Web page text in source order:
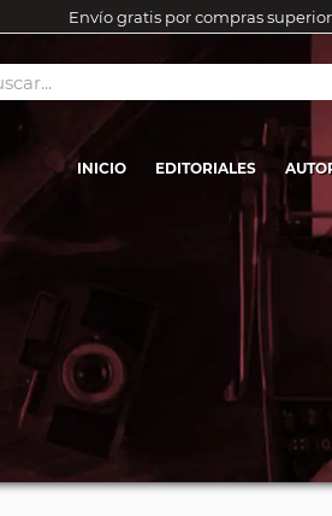
Envío gratis por compras
INICIO EDITORIALES